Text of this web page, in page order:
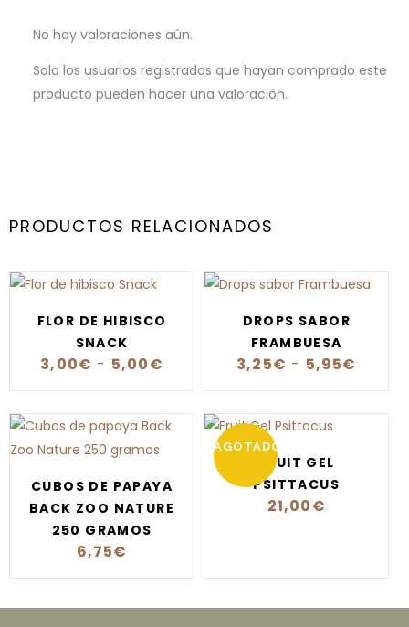
No hay valoraciones aún.
Solo los usuarios registrados que hayan comprado este
producto pueden hacer una valoración.
PRODUCTOS RELACIONADOS
FLOR DE HIBISCO
SNACK
3,00€ - 5,00€
DROPS SABOR
FRAMBUESA
3,25€ - 5,95€
CUBOS DE PAPAYA
BACK ZOO NATURE
250 GRAMOS
6,75€
AGOTADO
FRUIT GEL
PSITTACUS
21,00€